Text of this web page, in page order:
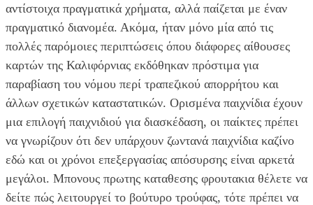
αντίστοιχα πραγματικά χρήματα, αλλά παίζεται με έναν
πραγματικό διανομέα. Ακόμα, ήταν μόνο μία από τις
πολλές παρόμοιες περιπτώσεις όπου διάφορες αίθουσες
καρτών της Καλιφόρνιας εκδόθηκαν πρόστιμα για
παραβίαση του νόμου περί τραπεζικού απορρήτου και
άλλων σχετικών καταστατικών. Ορισμένα παιχνίδια έχουν
μια επιλογή παιχνιδιού για διασκέδαση, οι παίκτες πρέπει
να γνωρίζουν ότι δεν υπάρχουν ζωντανά παιχνίδια καζίνο
εδώ και οι χρόνοι επεξεργασίας απόσυρσης είναι αρκετά
μεγάλοι. Μπονους πρωτης καταθεσης φρουτακια θέλετε να
δείτε πώς λειτουργεί το βούτυρο τρούφας, τότε πρέπει να